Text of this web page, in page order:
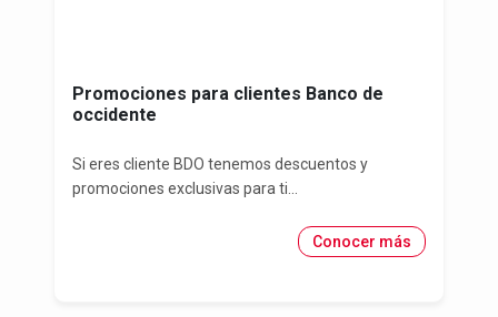
Promociones para clientes Banco de
occidente
Si eres cliente BDO tenemos descuentos y
promociones exclusivas para ti...
Conocer más